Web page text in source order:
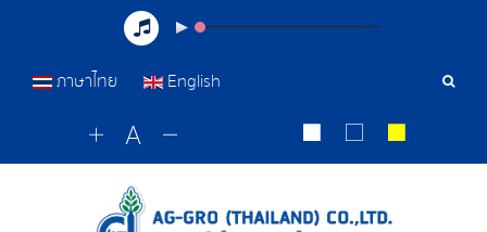
เครื่อ
ภาษาไทย English